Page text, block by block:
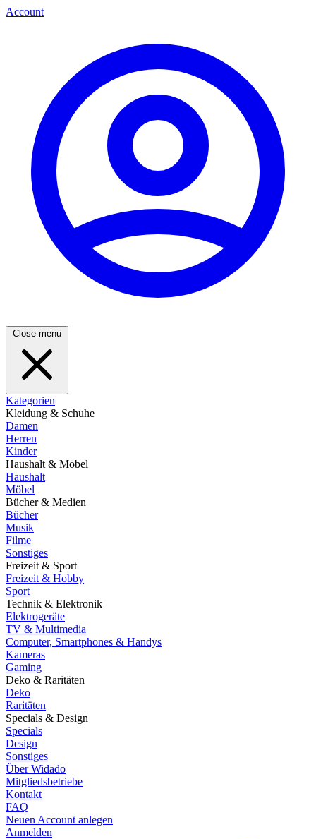
Account
Close menu
Kategorien
Kleidung & Schuhe
Damen
Herren
Kinder
Haushalt & Möbel
Haushalt
Möbel
Bücher & Medien
Bücher
Musik
Filme
Sonstiges
Freizeit & Sport
Freizeit & Hobby
Sport
Technik & Elektronik
Elektrogeräte
TV & Multimedia
Computer, Smartphones & Handys
Kameras
Gaming
Deko & Raritäten
Deko
Raritäten
Specials & Design
Specials
Design
Sonstiges
Über Widado
Mitgliedsbetriebe
Kontakt
FAQ
Neuen Account anlegen
Anmelden